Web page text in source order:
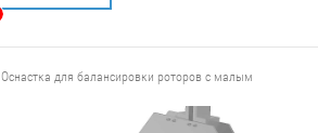
Оснастка для балансировки роторов с малым